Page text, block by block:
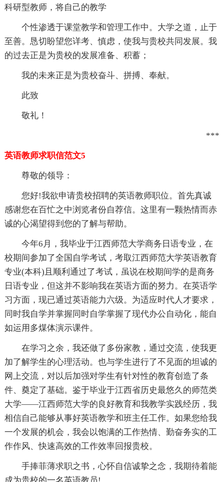
科研型教师，将自己的教学
个性渗透于课堂教学和管理工作中。大学之道，止于
至善。恳切盼望您详考、慎虑，使我与贵校共同发展。我
的过去正是为贵校的发展准备、积蓄；
我的未来正是为贵校奋斗、拼搏、奉献。
此致
敬礼！
***
英语教师求职信范文5
尊敬的领导：
您好!我欲申请贵校招聘的英语教师职位。首先真诚
感谢您在百忙之中浏览者份自荐信。这里有一颗热情而赤
诚的心渴望得到您的了解与帮助。
今年6月，我毕业于江西师范大学商务日语专业，在
校期间参加了全国自学考试，考取江西师范大学英语教育
专业(本科)且顺利通过了考试，虽说在校期间学的是商务
日语专业，但这并不影响我在英语方面的努力。在英语学
习方面，现已通过英语能力六级。为适应时代人才要求，
同时我自学并掌握同时自学掌握了现代办公自动化，能自
如运用多煤体演示课件。
在学习之余，我还做了多份家教，通过交流，使我更
加了解学生的心理活动。也与学生进行了不见面的坦诚的
网上交流，对以后加强对学生有针对性的教育创造了条
件、奠定了基础。鉴于毕业于江西省历史最悠久的师范类
大学——江西师范大学的良好教育和我教学实践经历，我
相信自己能够从事好英语教学和班主任工作。如果您给我
一个发展的机会，我会以饱满的工作热情、勤奋务实的工
作作风、快速高效的工作效率回报贵校。
手捧菲薄求职之书，心怀自信诚挚之念，我期待着能